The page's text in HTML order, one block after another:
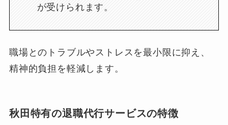
が受けられます。
職場とのトラブルやストレスを最小限に抑え、
精神的負担を軽減します。
秋田特有の退職代行サービスの特徴